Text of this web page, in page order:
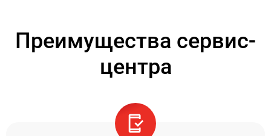
Преимущества сервис-
центра